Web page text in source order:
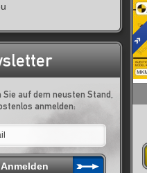
Sie auf dem neusten Stand,
anmelden: